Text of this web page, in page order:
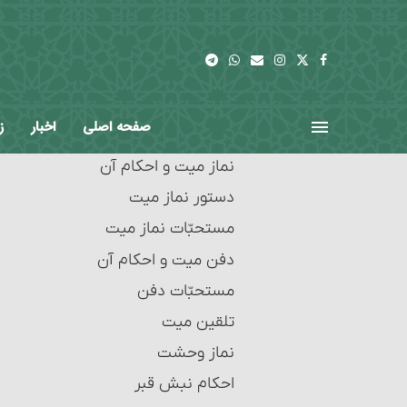
صفحه اصلی اخبار
احکام ضمانت‏
احکام امانت و امانت‏دار
احکام عاریه‏
احکام هبه (بخشش)
شرایط موهوبٌ‎‏له
شرایط وقف و واقف‏
شرایط ضمن قرارداد وقف
تولیت و نظارت بر وقف و احکام آن
مسائل متفرقۀ وقف‏
راه‌های اثبات وقف
غسل میت و احکام آن‏
کفن کردن میت و احکام آن
نماز میت و احکام آن‏
دستور نماز میت‏
مستحبّات نماز میت
دفن میت و احکام آن
مستحبّات دفن‏
تلقین میت‏
نماز وحشت
احکام نبش قبر